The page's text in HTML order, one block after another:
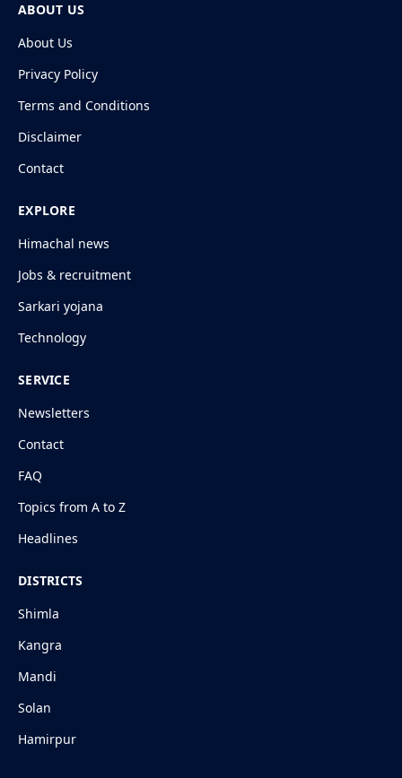
ABOUT US
About Us
Privacy Policy
Terms and Conditions
Disclaimer
Contact
EXPLORE
Himachal news
Jobs & recruitment
Sarkari yojana
Technology
SERVICE
Newsletters
Contact
FAQ
Topics from A to Z
Headlines
DISTRICTS
Shimla
Kangra
Mandi
Solan
Hamirpur